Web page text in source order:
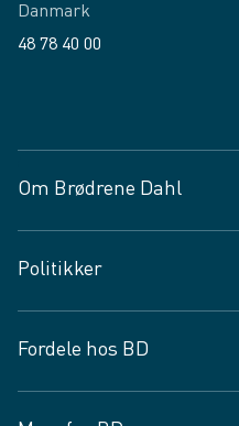
Danmark
48 78 40 00
Om Brødrene Dahl
Vagttelefon 30 10 89 89
Spørgsmål og svar
Job og karriere
Fødevarekontrolrapport
Politikker
Privatlivspolitik
Cookies
Fordele hos BD